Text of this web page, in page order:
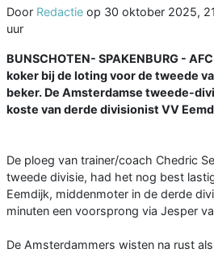
Door Redactie op 30 oktober 2025,
uur
BUNSCHOTEN- SPAKENBURG -
koker bij de loting voor de tweede
beker. De Amsterdamse tweede-
koste van derde divisionist VV
De ploeg van trainer/coach Chedric
tweede divisie, had het nog best
Eemdijk, middenmoter in de derde
minuten een voorsprong via Jesper
De Amsterdammers wisten na rust